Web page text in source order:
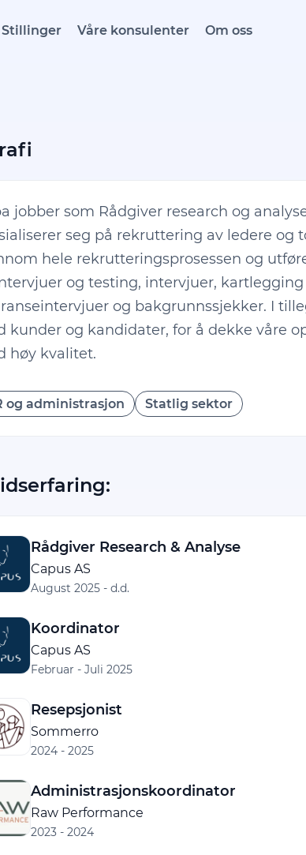
Stillinger Våre konsulenter Om oss
jobber som Rådgiver research og
seg på rekruttering av ledere
hele rekrutteringsprosessen og
og testing, intervjuer,
og bakgrunnssjekker. I
kunder og kandidater, for å dekke våre
høy kvalitet.
og administrasjon Statlig sektor
Rådgiver Research & Analyse
Capus AS
August 2025 - d.d.
Koordinator
Capus AS
Februar - Juli 2025
Resepsjonist
Sommerro
2024 - 2025
Administrasjonskoordinator
Raw Performance
2023 - 2024